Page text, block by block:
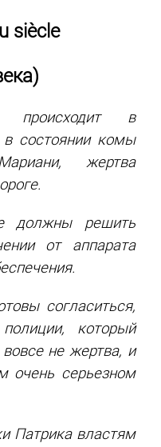
siècle
)
происходит в
в состоянии комы
жертва
должны решить
от аппарата
согласиться,
который
не жертва, и
очень серьезном
Патрика властям